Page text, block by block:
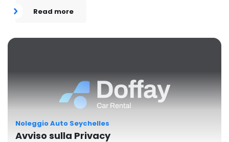
Read more
Noleggio Auto Seychelles
Avviso sulla Privacy